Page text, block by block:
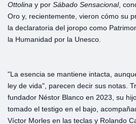
Ottolina y por Sábado Sensacional,
Oro y, recientemente, vieron cómo su
la declaratoria del joropo como
la Humanidad por la Unesco.
"La esencia se mantiene intacta,
ley de vida", parecen decir sus notas.
fundador Néstor Blanco en 2023, su
tomado el testigo en el bajo,
Víctor Morles en las teclas y Rolando